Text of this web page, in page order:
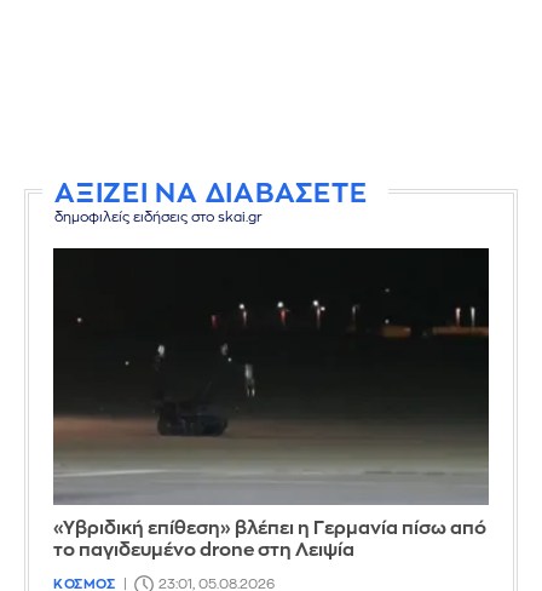
ΑΞΙΖΕΙ ΝΑ ΔΙΑΒΑΣΕΤΕ
δημοφιλείς ειδήσεις στο skai.gr
«Υβριδική επίθεση» βλέπει η Γερμανία πίσω από
το παγιδευμένο drone στη Λειψία
ΚΟΣΜΟΣ 23:01, 05.08.2026